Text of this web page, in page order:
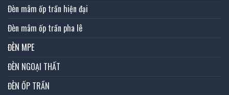
Đèn mâm ốp trần hiện đại
Đèn mâm ốp trần pha lê
ĐÈN MPE
ĐÈN NGOẠI THẤT
ĐÈN ỐP TRẦN